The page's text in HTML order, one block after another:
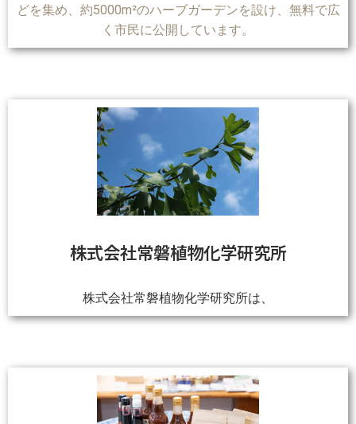
どを集め、約5000m²のハーブガーデンを設け、無料で広
く市民に公開しています。
株式会社常磐植物化学研究所
株式会社常磐植物化学研究所は、